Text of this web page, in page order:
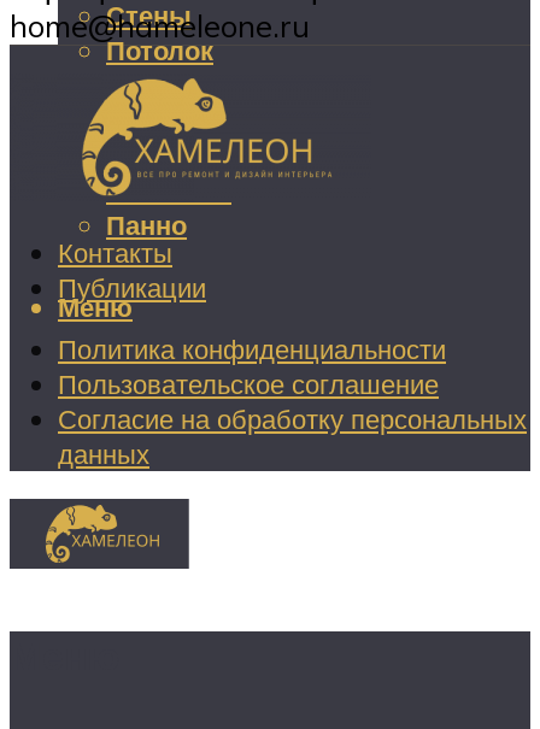
Стены
Потолок
Декор
Шторы
Мебель
Вышивка
Панно
Меню
home@hameleone.ru
Контакты
Публикации
Политика конфиденциальности
Пользовательское соглашение
Согласие на обработку персональных
данных